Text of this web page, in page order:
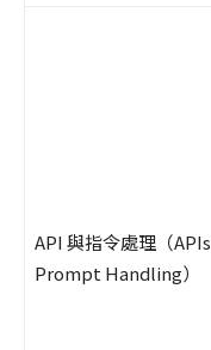
API 與指令處理（
Prompt Handling）